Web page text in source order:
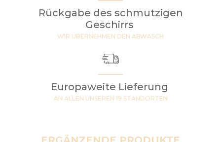
Rückgabe des schmutzigen
Geschirrs
WIR ÜBERNEHMEN DEN ABWASCH
Europaweite Lieferung
AN ALLEN UNSEREN 19 STANDORTEN